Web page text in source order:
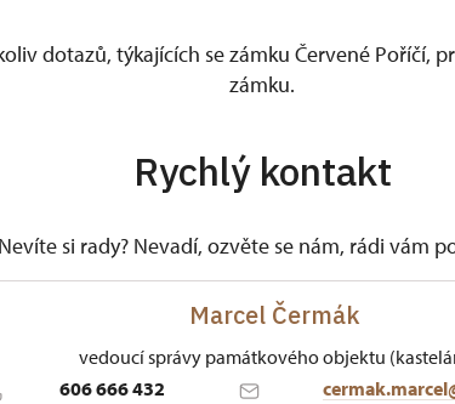
dotazů, týkajících se zámku Červené Poříčí,
zámku.
Rychlý kontakt
Nevíte si rady? Nevadí, ozvěte se nám, rádi vám
Marcel Čermák
vedoucí správy památkového objektu
606 666 432